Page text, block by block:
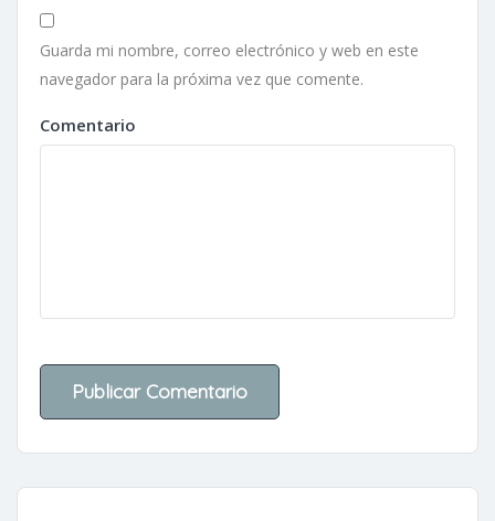
Guarda mi nombre, correo electrónico y web en este
navegador para la próxima vez que comente.
Comentario